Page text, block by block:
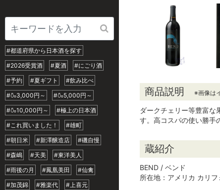
#都道府県から日本酒を探す
#2026受賞酒
#夏酒
#にごり酒
#予約
#夏ギフト
#飲み比べ
#🍶3,000円～
#🍶5,000円～
#🍶10,000円～
#極上の日本酒
#これ買いました！
#雄町
#朝日米
#新澤醸造店
#磯自慢
#森嶋
#天美
#東洋美人
#雨後の月
#鳳凰美田
#仙禽
#加茂錦
#雅楽代
#上喜元
商品説明 ※画像は
ダークチェリー等豊富な
す。高コスパの使い勝手
蔵紹介
BEND / ベンド
所在地：アメリカ カリフ